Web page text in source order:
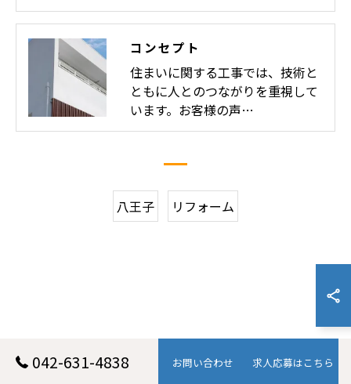
コンセプト
住まいに関する工事では、技術と
ともに人とのつながりを重視して
います。お客様の声…
八王子 リフォーム
042-631-4838 お問い合わせ 求人応募はこちら